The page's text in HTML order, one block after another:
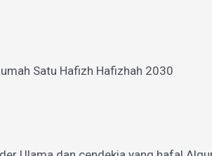
Satu Hafizh Hafizhah 2030